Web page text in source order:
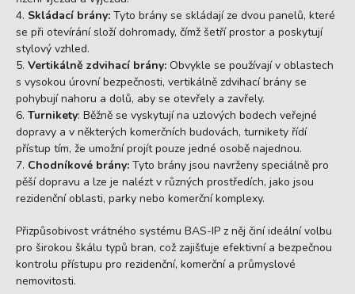
Skládací brány: Tyto brány se skládají ze dvou panelů, které
se při otevírání složí dohromady, čímž šetří prostor a poskytují
stylový vzhled.
Vertikálně zdvihací brány: Obvykle se používají v oblastech
s vysokou úrovní bezpečnosti, vertikálně zdvihací brány se
pohybují nahoru a dolů, aby se otevřely a zavřely.
Turnikety: Běžně se vyskytují na uzlových bodech veřejné
dopravy a v některých komerčních budovách, turnikety řídí
přístup tím, že umožní projít pouze jedné osobě najednou.
Chodníkové brány: Tyto brány jsou navrženy speciálně pro
pěší dopravu a lze je nalézt v různých prostředích, jako jsou
rezidenční oblasti, parky nebo komerční komplexy.
Přizpůsobivost vrátného systému BAS-IP z něj činí ideální volbu
pro širokou škálu typů bran, což zajišťuje efektivní a bezpečnou
kontrolu přístupu pro rezidenční, komerční a průmyslové
nemovitosti.